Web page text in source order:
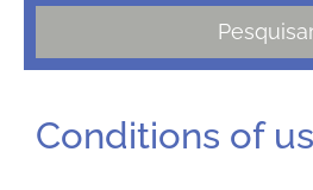
Conditions of